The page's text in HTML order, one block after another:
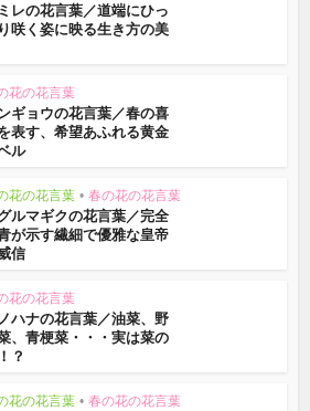
レの花言葉／道端にひっ
咲く姿に映る生き方の美
花の花言葉
ギョウの花言葉／春の喜
表す、希望あふれる黄金
ル
花の花言葉 • 春の花の花言葉
ルマギクの花言葉／完全
が示す繊細で優雅な皇帝
信
花の花言葉
ハナの花言葉／油菜、野
、青梗菜・・・実は菜の
？
花の花言葉 • 春の花の花言葉